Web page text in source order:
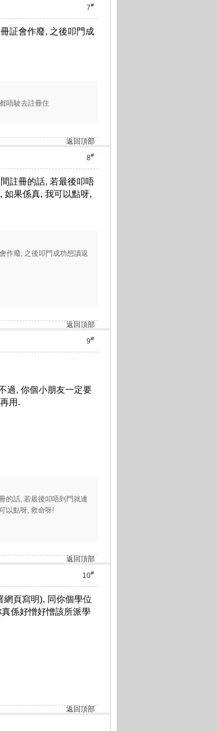
7#
証會作廢, 之後叩門成
唔駛去註冊住
返回頂部
8#
註冊的話, 若最後叩唔
如果係真, 我可以點呀,
作廢, 之後叩門成功想讀返
返回頂部
9#
過, 你個小朋友一定要
用.
的話, 若最後叩唔到門就連
以點呀, 救命呀!
返回頂部
10#
網頁寫明), 同你個學位
係好憎好憎該所派學
返回頂部